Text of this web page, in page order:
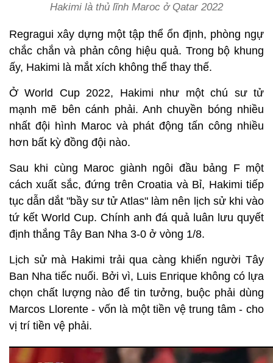
Hakimi là thủ lĩnh Maroc ở Qatar 2022
Regragui xây dựng một tập thể ổn định, phòng ngự
chắc chắn và phản công hiệu quả. Trong bộ khung
ấy, Hakimi là mắt xích không thể thay thế.
Ở World Cup 2022, Hakimi như một chú sư tử
mạnh mẽ bên cánh phải. Anh chuyền bóng nhiều
nhất đội hình Maroc và phát động tấn công nhiều
hơn bất kỳ đồng đội nào.
Sau khi cùng Maroc giành ngôi đầu bảng F một
cách xuất sắc, đứng trên Croatia và Bỉ, Hakimi tiếp
tục dẫn dắt "bầy sư tử Atlas" làm nên lịch sử khi vào
tứ kết World Cup. Chính anh đá quả luân lưu quyết
định thắng Tây Ban Nha 3-0 ở vòng 1/8.
Lịch sử mà Hakimi trải qua càng khiến người Tây
Ban Nha tiếc nuối. Bởi vì, Luis Enrique không có lựa
chọn chất lượng nào để tin tưởng, buộc phải dùng
Marcos Llorente - vốn là một tiền vệ trung tâm - cho
vị trí tiền vệ phải.